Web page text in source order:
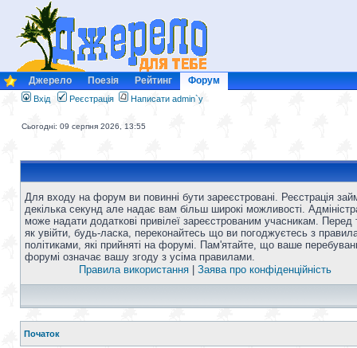
Джерело Поезія Рейтинг Форум
Вхід Реєстрація Написати admin`у
Сьогодні: 09 серпня 2026, 13:55
Для входу на форум ви повинні бути зареєстровані. Реєстрація
декілька секунд але надає вам більш широкі можливості.
може надати додаткові привілеї зареєстрованим учасникам. Перед
як увійти, будь-ласка, переконайтесь що ви погоджуєтесь з
політиками, які прийняті на форумі. Пам'ятайте, що ваше
форумі означає вашу згоду з усіма правилами.
Правила використання
Заява про конфіденційність
Початок